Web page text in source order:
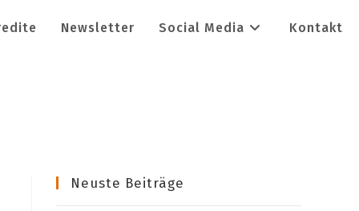
Newsletter Social Media Kontakt
Neuste Beiträge